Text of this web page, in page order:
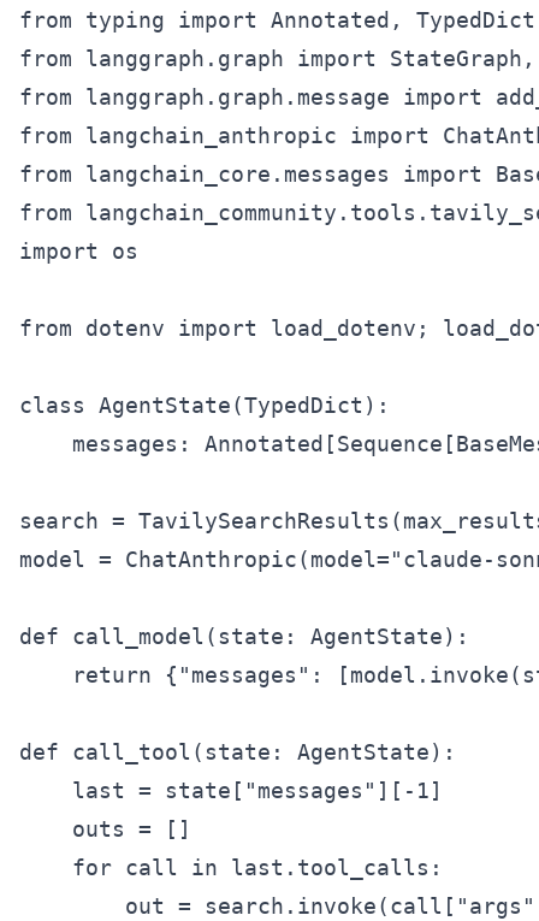
from typing import Annotated,
from langgraph.graph import StateGraph,
from langgraph.graph.message import
from langchain_anthropic import
from langchain_core.messages import
from
import os
from dotenv import load_dotenv;
class AgentState(TypedDict):
messages:
search =
model = ChatAnthropic(model="claude-
def call_model(state: AgentState):
return {"messages":
def call_tool(state: AgentState):
    last = state["messages"][-1]
    outs = []
    for call in last.tool_calls:
out =